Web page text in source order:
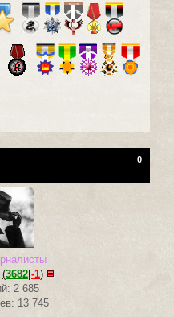
0
(3682|-1)
2 685
13 745